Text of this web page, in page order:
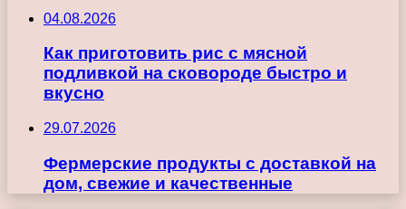
04.08.2026
Как приготовить рис с мясной
подливкой на сковороде быстро и
вкусно
29.07.2026
Фермерские продукты с доставкой на
дом, свежие и качественные